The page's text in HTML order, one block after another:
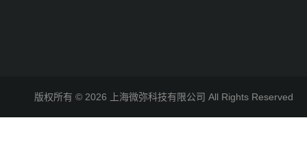
版权所有 © 2026 上海微弥科技有限公司 All Rights